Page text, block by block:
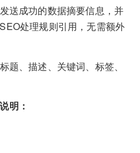
送成功的数据摘要信息，并
处理规则引用，无需额外
、描述、关键词、标签、
明：